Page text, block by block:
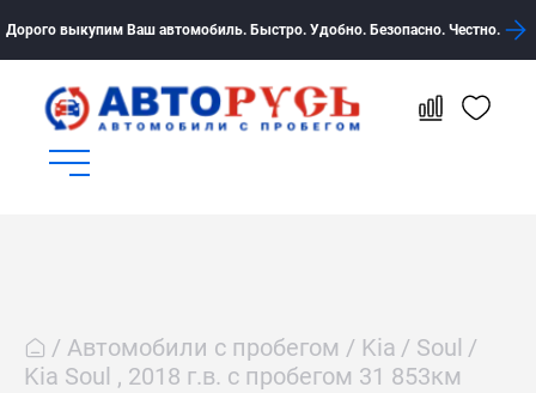
Дорого выкупим Ваш автомобиль. Быстро. Удобно. Безопасно. Честно.
Автомобили с пробегом Kia
Soul
Kia Soul , 2018 г.в. с пробегом 31 853км